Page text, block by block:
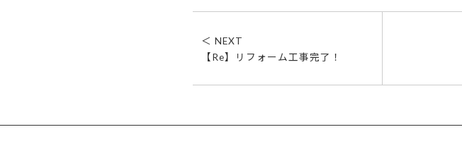
＜ NEXT
【Re】リフォーム工事完了！